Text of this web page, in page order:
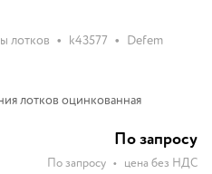
лотков • k43577 • Defem
лотков оцинкованная
По запросу
По запросу • цена без НДС